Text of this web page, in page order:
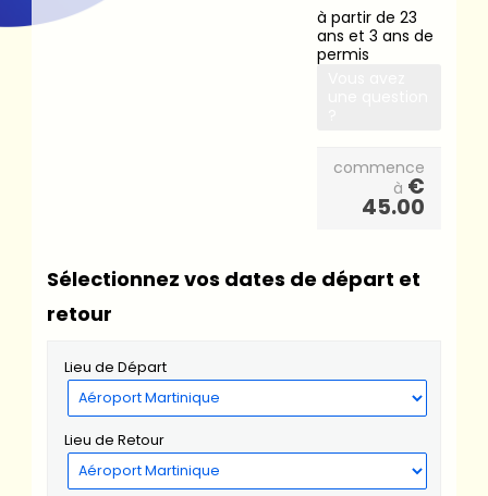
à partir de 23
ans et 3 ans de
permis
commence
à €
45.00
Sélectionnez vos dates de départ et
retour
Lieu de Départ
Lieu de Retour